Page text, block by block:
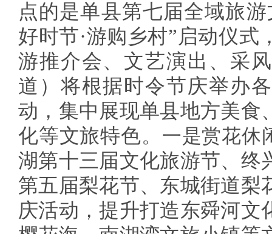
点的是单县第七届全域旅
好时节·游购乡村”启动仪
游推介会、文艺演出、采
道）将根据时令节庆举办
动，集中展现单县地方美食
化等文旅特色。 一是赏花休
湖第十三届文化旅游节、终
第五届梨花节、东城街道梨
庆活动，提升打造东舜河文